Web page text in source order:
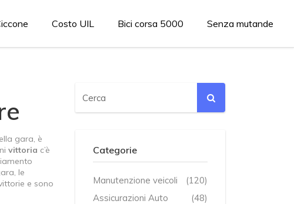
Costo UIL Bici corsa 5000 Senza mutande
gara, è
vittoria c’è
, le
e sono
Categorie
Manutenzione veicoli
(120)
Assicurazioni Auto
(48)